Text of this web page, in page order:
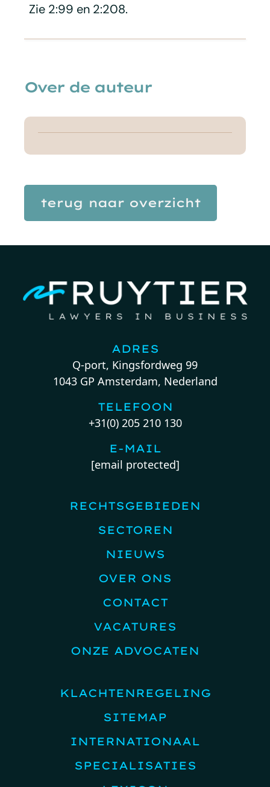
Zie 2:99 en 2:208.
Over de auteur
terug naar overzicht
ADRES
Q-port, Kingsfordweg 99
1043 GP Amsterdam, Nederland
TELEFOON
+31(0) 205 210 130
E-MAIL
[email protected]
RECHTSGEBIEDEN
SECTOREN
NIEUWS
OVER ONS
CONTACT
VACATURES
ONZE ADVOCATEN
KLACHTENREGELING
SITEMAP
INTERNATIONAAL
SPECIALISATIES